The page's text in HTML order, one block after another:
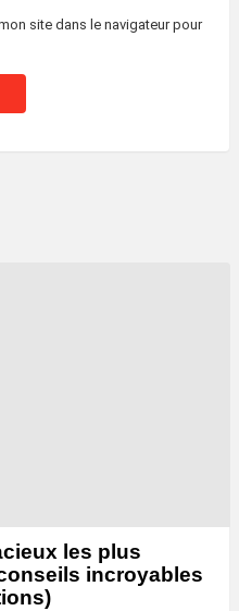
site dans le navigateur pour
les plus
incroyables